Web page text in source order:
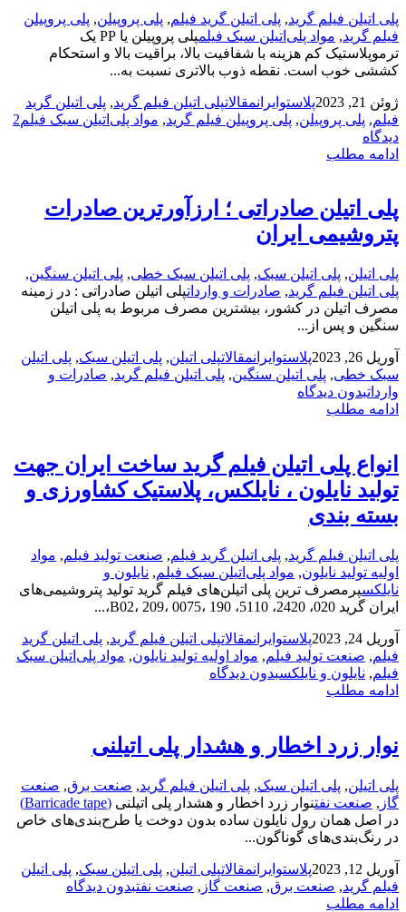
پلی اتیلن فیلم گرید, پلی اتیلن گرید فیلم, پلی پروپیلن, پلی پروپیلن
فیلم گرید, مواد پلی‌اتیلن سبک فیلم
پلی پروپیلن یا PP یک
ترموپلاستیک کم هزینه با شفافیت بالا، براقیت بالا و استحکام
کششی خوب است. نقطه ذوب بالاتری نسبت به...
ژوئن 21, 2023 پلاستوایرانمقالاتپلی اتیلن فیلم گرید, پلی اتیلن گرید
فیلم, پلی پروپیلن, پلی پروپیلن فیلم گرید, مواد پلی‌اتیلن سبک فیلم2
دیدگاه
ادامه مطلب
پلی اتیلن صادراتی ؛ ارزآورترین صادرات
پتروشیمی ایران
پلی اتیلن, پلی اتیلن سبک, پلی اتیلن سبک خطی, پلی اتیلن سنگین,
پلی اتیلن فیلم گرید, صادرات و وارداتپلی اتیلن صادراتی : در زمینه
مصرف اتیلن در کشور، بیشترین مصرف مربوط به پلی اتیلن
سنگین و پس از...
آوریل 26, 2023 پلاستوایرانمقالاتپلی اتیلن, پلی اتیلن سبک, پلی اتیلن
سبک خطی, پلی اتیلن سنگین, پلی اتیلن فیلم گرید, صادرات و
وارداتبدون دیدگاه
ادامه مطلب
انواع پلی اتیلن فیلم گرید ساخت ایران جهت
تولید نایلون ، نایلکس، پلاستیک کشاورزی و
بسته بندی
پلی اتیلن فیلم گرید, پلی اتیلن گرید فیلم, صنعت تولید فیلم, مواد
اولیه تولید نایلون, مواد پلی‌اتیلن سبک فیلم, نایلون و
نایلکسپرمصرف ترین پلی اتیلن‌های فیلم گرید تولید پتروشیمی‌های
ایران گرید‌ 020، 2420، 5110، B02، 209، 0075، 190،...
آوریل 24, 2023 پلاستوایرانمقالاتپلی اتیلن فیلم گرید, پلی اتیلن گرید
فیلم, صنعت تولید فیلم, مواد اولیه تولید نایلون, مواد پلی‌اتیلن سبک
فیلم, نایلون و نایلکسبدون دیدگاه
ادامه مطلب
نوار زرد اخطار و هشدار پلی اتیلنی
پلی اتیلن, پلی اتیلن سبک, پلی اتیلن فیلم گرید, صنعت برق, صنعت
گاز , صنعت نفتنوار زرد اخطار و هشدار پلی اتیلنی (Barricade tape)
در اصل همان رول نایلون ساده بدون دوخت یا طرح‌بندی‌های خاص
در رنگ‌بندی‌های گوناگون...
آوریل 12, 2023 پلاستوایرانمقالاتپلی اتیلن, پلی اتیلن سبک, پلی اتیلن
فیلم گرید, صنعت برق, صنعت گاز , صنعت نفتبدون دیدگاه
ادامه مطلب